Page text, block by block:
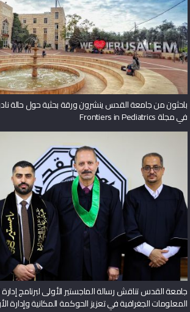
باحثون من جامعة القدس ينشرون ورقة بحثية حول حالة
في مجلة Frontiers in Pediatrics
جامعة القدس تناقش رسالة الماجستير الأولى لبرنامج
المعلومات الجغرافية في تعزيز الحوكمة المكانية وإدارة